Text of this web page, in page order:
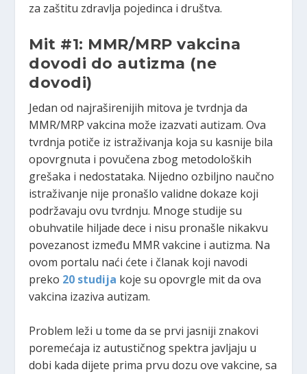
za zaštitu zdravlja pojedinca i društva.
Mit #1: MMR/MRP vakcina
dovodi do autizma (ne
dovodi)
Jedan od najraširenijih mitova je tvrdnja da
MMR/MRP vakcina može izazvati autizam. Ova
tvrdnja potiče iz istraživanja koja su kasnije bila
opovrgnuta i povučena zbog metodoloških
grešaka i nedostataka. Nijedno ozbiljno naučno
istraživanje nije pronašlo validne dokaze koji
podržavaju ovu tvrdnju. Mnoge studije su
obuhvatile hiljade dece i nisu pronašle nikakvu
povezanost između MMR vakcine i autizma. Na
ovom portalu naći ćete i članak koji navodi
preko 20 studija koje su opovrgle mit da ova
vakcina izaziva autizam.
Problem leži u tome da se prvi jasniji znakovi
poremećaja iz autustičnog spektra javljaju u
dobi kada dijete prima prvu dozu ove vakcine, sa